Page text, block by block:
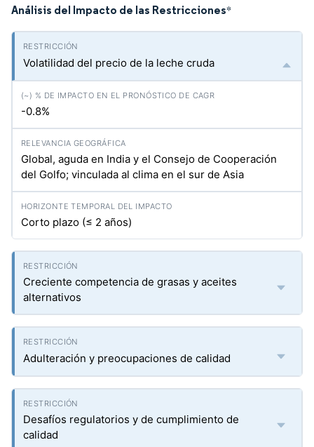
Análisis del Impacto de las Restricciones*
Volatilidad del precio de la leche cruda
-0.8%
Global, aguda en India y el Consejo de Cooperación
del Golfo; vinculada al clima en el sur de Asia
Corto plazo (≤ 2 años)
Creciente competencia de grasas y aceites
alternativos
Adulteración y preocupaciones de calidad
Desafíos regulatorios y de cumplimiento de
calidad